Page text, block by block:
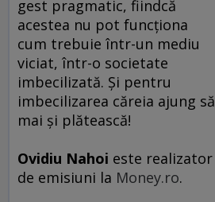
gest pragmatic, fiindcă
acestea nu pot funcţiona
cum trebuie într-un mediu
viciat, într-o societate
imbecilizată. Şi pentru
imbecilizarea căreia ajung să
mai şi plătească!
Ovidiu Nahoi este realizator
de emisiuni la Money.ro.